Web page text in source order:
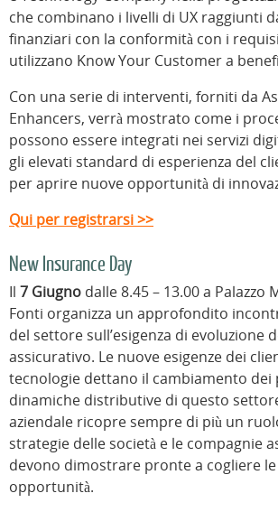
che combinano i livelli di UX raggiunti
finanziari con la conformità con i
utilizzano Know Your Customer a
Con una serie di interventi, forniti da
Enhancers, verrà mostrato come i
possono essere integrati nei servizi
gli elevati standard di esperienza del
per aprire nuove opportunità di
Qui per registrarsi >>
New Insurance Day
Il 7 Giugno dalle 8.45 – 13.00 a Palazzo
Fonti organizza un approfondito
del settore sull’esigenza di evoluzione
assicurativo. Le nuove esigenze dei
tecnologie dettano il cambiamento
dinamiche distributive di questo
aziendale ricopre sempre di più un
strategie delle società e le compagnie
devono dimostrare pronte a cogliere
opportunità.